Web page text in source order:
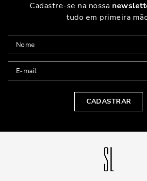
Cadastre-se na nossa
tudo em primeira
CADASTRAR